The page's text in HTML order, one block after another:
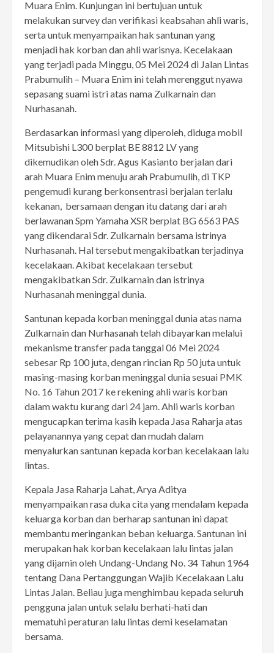
Muara Enim. Kunjungan ini bertujuan untuk
melakukan survey dan verifikasi keabsahan ahli waris,
serta untuk menyampaikan hak santunan yang
menjadi hak korban dan ahli warisnya. Kecelakaan
yang terjadi pada Minggu, 05 Mei 2024 di Jalan Lintas
Prabumulih – Muara Enim ini telah merenggut nyawa
sepasang suami istri atas nama Zulkarnain dan
Nurhasanah.
Berdasarkan informasi yang diperoleh, diduga mobil
Mitsubishi L300 berplat BE 8812 LV yang
dikemudikan oleh Sdr. Agus Kasianto berjalan dari
arah Muara Enim menuju arah Prabumulih, di TKP
pengemudi kurang berkonsentrasi berjalan terlalu
kekanan, bersamaan dengan itu datang dari arah
berlawanan Spm Yamaha XSR berplat BG 6563 PAS
yang dikendarai Sdr. Zulkarnain bersama istrinya
Nurhasanah. Hal tersebut mengakibatkan terjadinya
kecelakaan. Akibat kecelakaan tersebut
mengakibatkan Sdr. Zulkarnain dan istrinya
Nurhasanah meninggal dunia.
Santunan kepada korban meninggal dunia atas nama
Zulkarnain dan Nurhasanah telah dibayarkan melalui
mekanisme transfer pada tanggal 06 Mei 2024
sebesar Rp 100 juta, dengan rincian Rp 50 juta untuk
masing-masing korban meninggal dunia sesuai PMK
No. 16 Tahun 2017 ke rekening ahli waris korban
dalam waktu kurang dari 24 jam. Ahli waris korban
mengucapkan terima kasih kepada Jasa Raharja atas
pelayanannya yang cepat dan mudah dalam
menyalurkan santunan kepada korban kecelakaan lalu
lintas.
Kepala Jasa Raharja Lahat, Arya Aditya
menyampaikan rasa duka cita yang mendalam kepada
keluarga korban dan berharap santunan ini dapat
membantu meringankan beban keluarga. Santunan ini
merupakan hak korban kecelakaan lalu lintas jalan
yang dijamin oleh Undang-Undang No. 34 Tahun 1964
tentang Dana Pertanggungan Wajib Kecelakaan Lalu
Lintas Jalan. Beliau juga menghimbau kepada seluruh
pengguna jalan untuk selalu berhati-hati dan
mematuhi peraturan lalu lintas demi keselamatan
bersama.